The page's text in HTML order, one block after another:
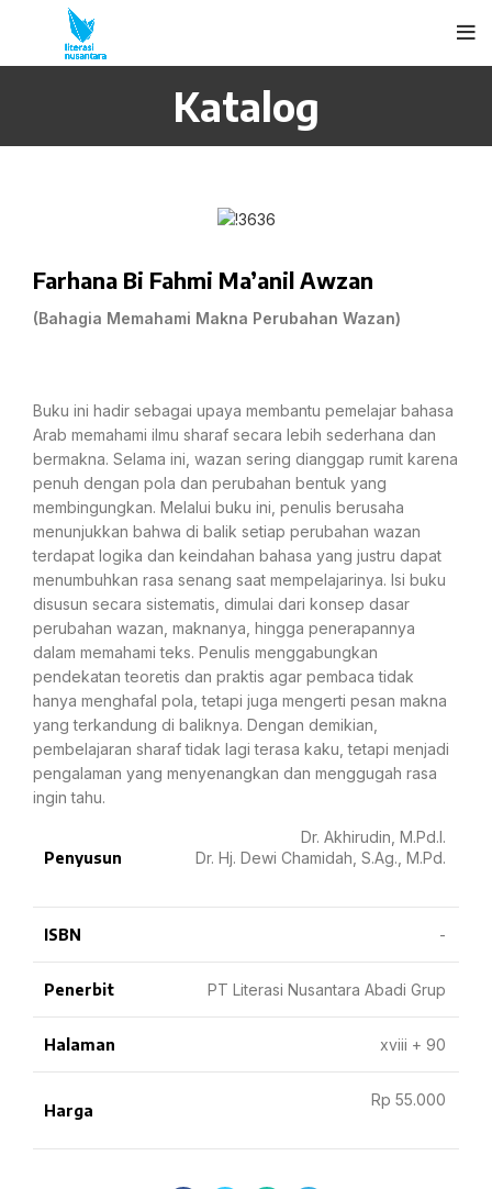
Katalog
Farhana Bi Fahmi Ma’anil Awzan
(Bahagia Memahami Makna Perubahan Wazan)
Buku ini hadir sebagai upaya membantu pemelajar bahasa
Arab memahami ilmu sharaf secara lebih sederhana dan
bermakna. Selama ini, wazan sering dianggap rumit karena
penuh dengan pola dan perubahan bentuk yang
membingungkan. Melalui buku ini, penulis berusaha
menunjukkan bahwa di balik setiap perubahan wazan
terdapat logika dan keindahan bahasa yang justru dapat
menumbuhkan rasa senang saat mempelajarinya. Isi buku
disusun secara sistematis, dimulai dari konsep dasar
perubahan wazan, maknanya, hingga penerapannya
dalam memahami teks. Penulis menggabungkan
pendekatan teoretis dan praktis agar pembaca tidak
hanya menghafal pola, tetapi juga mengerti pesan makna
yang terkandung di baliknya. Dengan demikian,
pembelajaran sharaf tidak lagi terasa kaku, tetapi menjadi
pengalaman yang menyenangkan dan menggugah rasa
ingin tahu.
Penyusun
Dr. Akhirudin, M.Pd.I.
Dr. Hj. Dewi Chamidah, S.Ag., M.Pd.
ISBN -
Penerbit PT Literasi Nusantara Abadi Grup
Halaman xviii + 90
Harga
Rp 55.000